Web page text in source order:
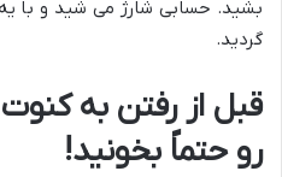
بشید. حسابی شارژ می شید و با
گردید.
قبل از رفتن به
رو حتماً بخونید!